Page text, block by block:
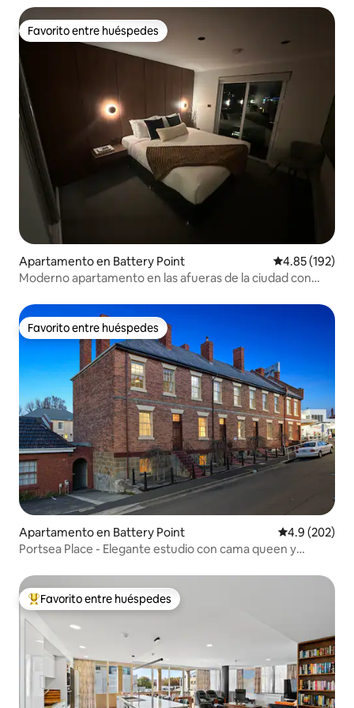
Favorito entre huéspedes
Favorito entre huéspedes
Apartamento en Battery Point Calificación
4.85 (192)
Moderno apartamento en las afueras de la ciudad con
Favorito entre huéspedes
Favorito entre huéspedes
Apartamento en Battery Point Calificación
4.9 (202)
Portsea Place - Elegante estudio con cama queen y
Favorito entre huéspedes preferido
Favorito entre huéspedes